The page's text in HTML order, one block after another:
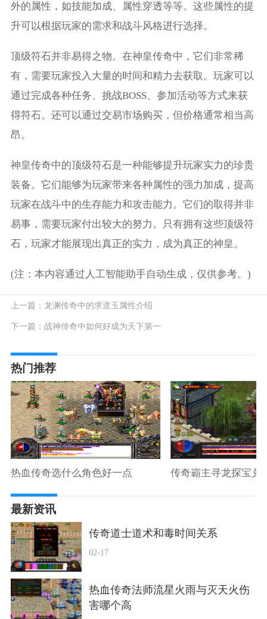
外的属性，如技能加成、属性穿透等等。这些属性的提
升可以根据玩家的需求和战斗风格进行选择。
顶级符石并非易得之物。在神皇传奇中，它们非常稀
有，需要玩家投入大量的时间和精力去获取。玩家可以
通过完成各种任务、挑战BOSS、参加活动等方式来获
得符石。还可以通过交易市场购买，但价格通常相当高
昂。
神皇传奇中的顶级符石是一种能够提升玩家实力的珍贵
装备。它们能够为玩家带来各种属性的强力加成，提高
玩家在战斗中的生存能力和攻击能力。它们的取得并非
易事，需要玩家付出较大的努力。只有拥有这些顶级符
石，玩家才能展现出真正的实力，成为真正的神皇。
(注：本内容通过人工智能助手自动生成，仅供参考。)
上一篇： 龙渊传奇中的求道玉属性介绍
下一篇： 战神传奇中如何好成为天下第一
热门推荐
热血传奇选什么角色好一点 传奇霸主寻龙探宝兑
最新资讯
传奇道士道术和毒时间关系
02-17
热血传奇法师流星火雨与灭天火伤
害哪个高